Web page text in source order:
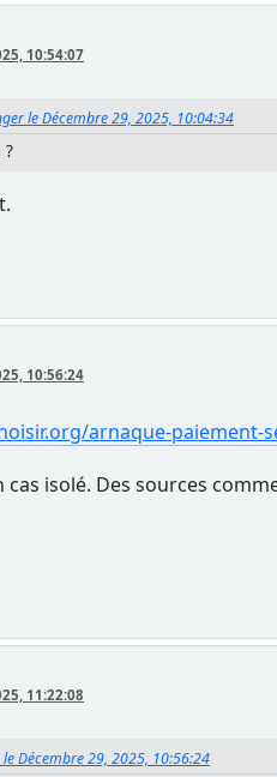
10:54:07
le Décembre 29, 2025, 10:04:34
10:56:24
arnaque-paiement-
isolé. Des sources
11:22:08
Décembre 29, 2025, 10:56:24